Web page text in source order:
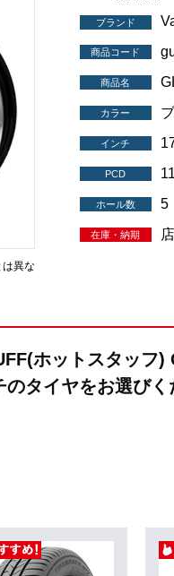
異な
ブランド
商品コード
商品名
カラー
インチ
PCD
ホール数 5
在庫・納期
ホットスタッフ)
タイヤをお選びく